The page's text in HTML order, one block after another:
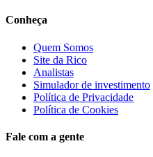
Conheça
Quem Somos
Site da Rico
Analistas
Simulador de investimento
Política de Privacidade
Política de Cookies
Fale com a gente